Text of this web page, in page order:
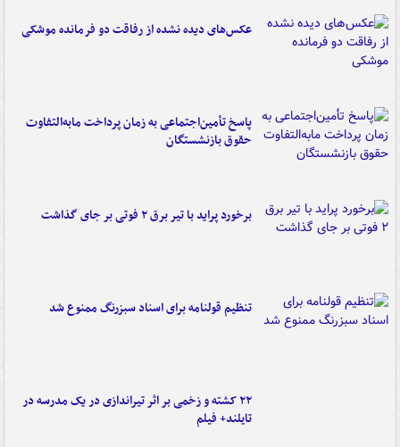
عکس‌های دیده نشده از رفاقت دو فرمانده‌ موشکی
پاسخ تأمین‌اجتماعی به زمان پرداخت مابه‌التفاوت
حقوق بازنشستگان
برخورد پراید با تیر برق ۲ فوتی بر جای گذاشت
تنظیم قولنامه برای اسناد سبزرنگ ممنوع شد
۲۲ کشته و زخمی بر اثر تیراندازی در یک مدرسه در
تایلند+ فیلم